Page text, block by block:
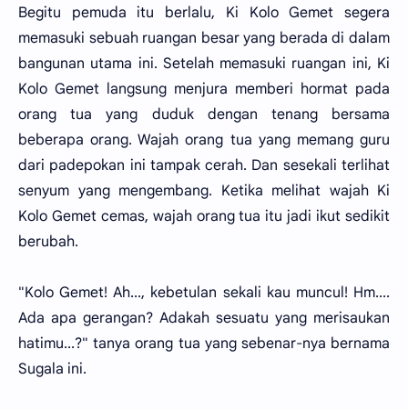
Begitu pemuda itu berlalu, Ki Kolo Gemet segera
memasuki sebuah ruangan besar yang berada di dalam
bangunan utama ini. Setelah memasuki ruangan ini, Ki
Kolo Gemet langsung menjura memberi hormat pada
orang tua yang duduk dengan tenang bersama
beberapa orang. Wajah orang tua yang memang guru
dari padepokan ini tampak cerah. Dan sesekali terlihat
senyum yang mengembang. Ketika melihat wajah Ki
Kolo Gemet cemas, wajah orang tua itu jadi ikut sedikit
berubah.
"Kolo Gemet! Ah..., kebetulan sekali kau muncul! Hm....
Ada apa gerangan? Adakah sesuatu yang merisaukan
hatimu...?" tanya orang tua yang sebenar-nya bernama
Sugala ini.